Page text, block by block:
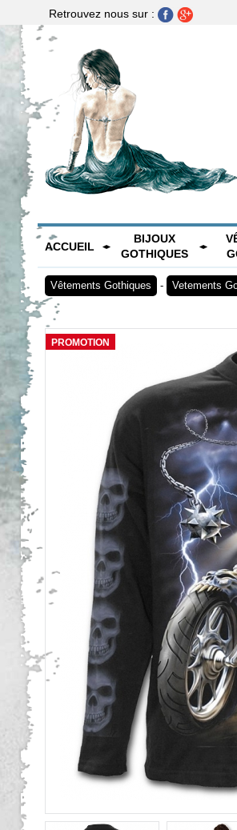
Retrouvez nous sur :
ACCUEIL
BIJOUX
GOTHIQUES
Vêtements Gothiques - Vetements
PROMOTION